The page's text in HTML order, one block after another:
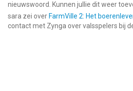
nieuwswoord. Kunnen jullie dit weer
sara zei over FarmVille 2: Het
contact met Zynga over valsspelers bij